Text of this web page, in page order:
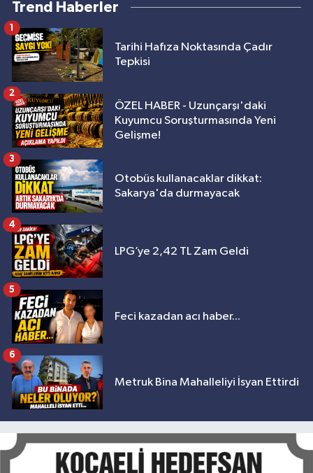
Trend Haberler
Tarihi Hafıza Noktasında Çadır
Tepkisi
1
ÖZEL HABER - Uzunçarşı'daki
Kuyumcu Soruşturmasında Yeni
Gelişme!
2
Otobüs kullanacaklar dikkat:
Sakarya'da durmayacak
3
LPG’ye 2,42 TL Zam Geldi
4
Feci kazadan acı haber...
5
Metruk Bina Mahalleliyi İsyan Ettirdi
6